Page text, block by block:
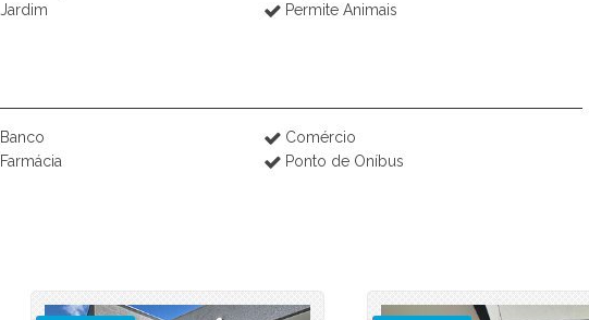
Jardim
Permite Animais
Banco
Comércio
Farmácia
Ponto de Oníbus